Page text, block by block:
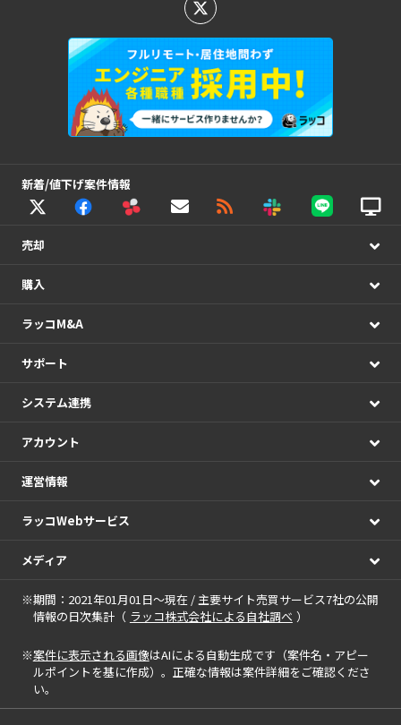
新着/値下げ案件情報
売却
購入
ラッコM&A
サポート
システム連携
アカウント
運営情報
ラッコWebサービス
メディア
※期間：2021年01月01日～現在 / 主要サイト売買サービス7社の公開
情報の日次集計（ ラッコ株式会社による自社調べ ）
※案件に表示される画像はAIによる自動生成です（案件名・アピー
ルポイントを基に作成）。正確な情報は案件詳細をご確認くださ
い。